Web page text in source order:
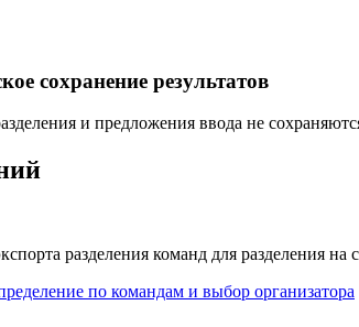
сохранение результатов
и предложения ввода не
разделения команд для разделения
по командам и выбор организатора